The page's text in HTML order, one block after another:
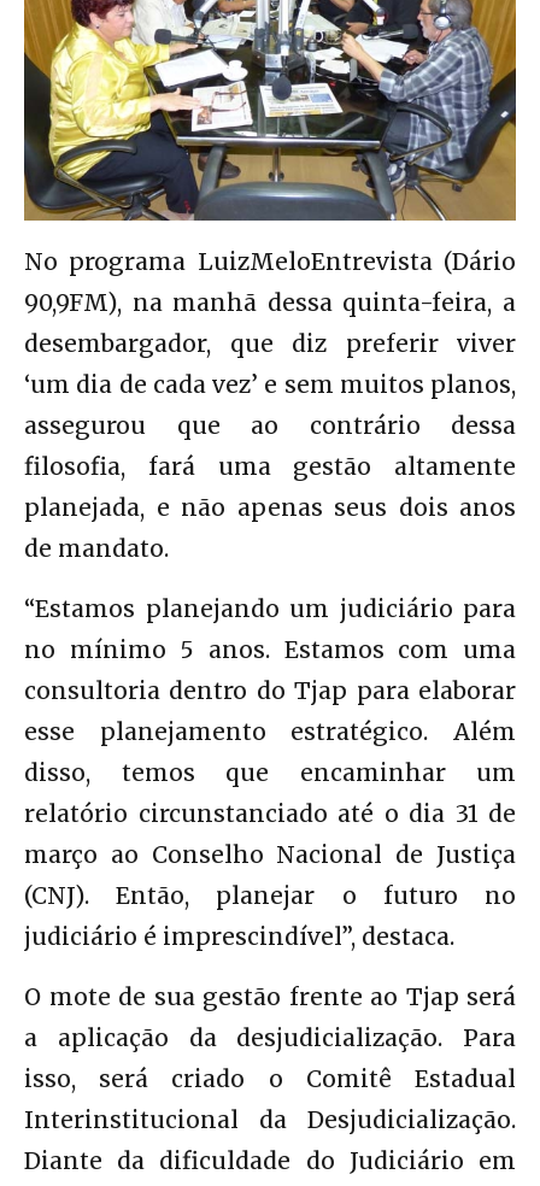
No programa LuizMeloEntrevista (Dário
90,9FM), na manhã dessa quinta-feira, a
desembargador, que diz preferir viver
‘um dia de cada vez’ e sem muitos planos,
assegurou que ao contrário dessa
filosofia, fará uma gestão altamente
planejada, e não apenas seus dois anos
de mandato.
“Estamos planejando um judiciário para
no mínimo 5 anos. Estamos com uma
consultoria dentro do Tjap para elaborar
esse planejamento estratégico. Além
disso, temos que encaminhar um
relatório circunstanciado até o dia 31 de
março ao Conselho Nacional de Justiça
(CNJ). Então, planejar o futuro no
judiciário é imprescindível”, destaca.
O mote de sua gestão frente ao Tjap será
a aplicação da desjudicialização. Para
isso, será criado o Comitê Estadual
Interinstitucional da Desjudicialização.
Diante da dificuldade do Judiciário em